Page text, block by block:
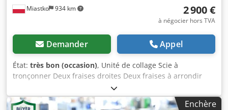
Miastko 934 km 2 900 €
à négocier hors TVA
Demander Appel
État: très bon (occasion), Unité de collage Scie à
tronçonner Deux fraises droites Deux fraises à arrondir
Enchère